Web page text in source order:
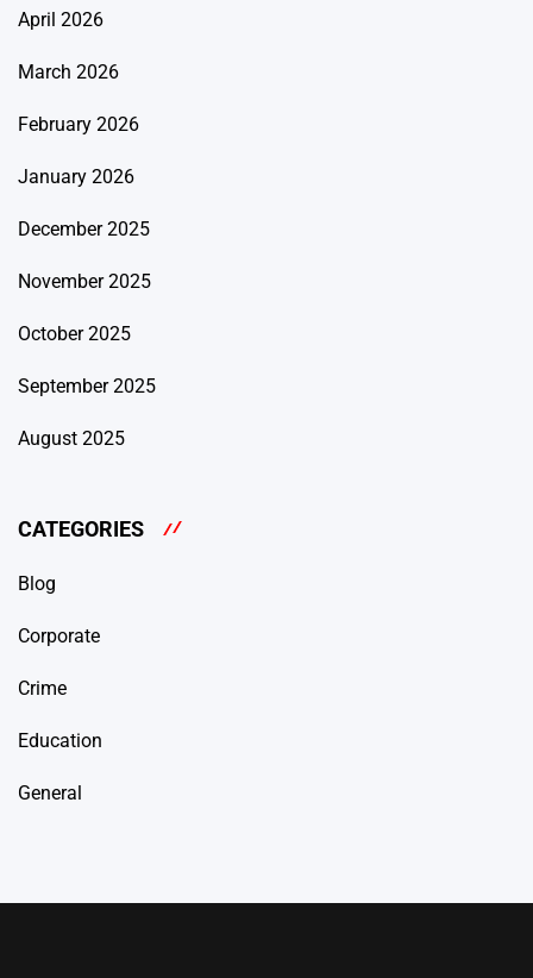
April 2026
March 2026
February 2026
January 2026
December 2025
November 2025
October 2025
September 2025
August 2025
CATEGORIES
Blog
Corporate
Crime
Education
General